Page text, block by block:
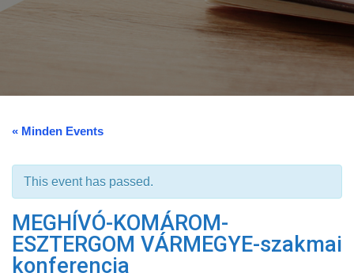
« Minden Events
This event has passed.
MEGHÍVÓ-KOMÁROM-
ESZTERGOM VÁRMEGYE-szakmai
konferencia